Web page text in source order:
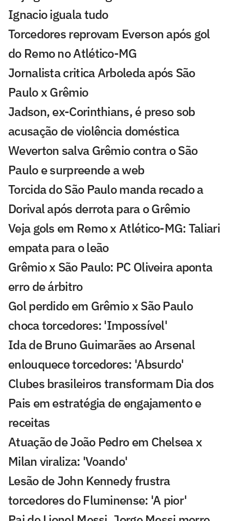
Ignacio iguala tudo
Torcedores reprovam Everson após gol
do Remo no Atlético-MG
Jornalista critica Arboleda após São
Paulo x Grêmio
Jadson, ex-Corinthians, é preso sob
acusação de violência doméstica
Weverton salva Grêmio contra o São
Paulo e surpreende a web
Torcida do São Paulo manda recado a
Dorival após derrota para o Grêmio
Veja gols em Remo x Atlético-MG: Taliari
empata para o leão
Grêmio x São Paulo: PC Oliveira aponta
erro de árbitro
Gol perdido em Grêmio x São Paulo
choca torcedores: 'Impossível'
Ida de Bruno Guimarães ao Arsenal
enlouquece torcedores: 'Absurdo'
Clubes brasileiros transformam Dia dos
Pais em estratégia de engajamento e
receitas
Atuação de João Pedro em Chelsea x
Milan viraliza: 'Voando'
Lesão de John Kennedy frustra
torcedores do Fluminense: 'A pior'